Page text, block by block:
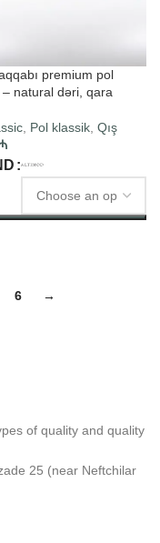
premium pol
– natural dəri, qara
Pol klassik Qış
6 →
of quality and quality
25 (near Neftchilar